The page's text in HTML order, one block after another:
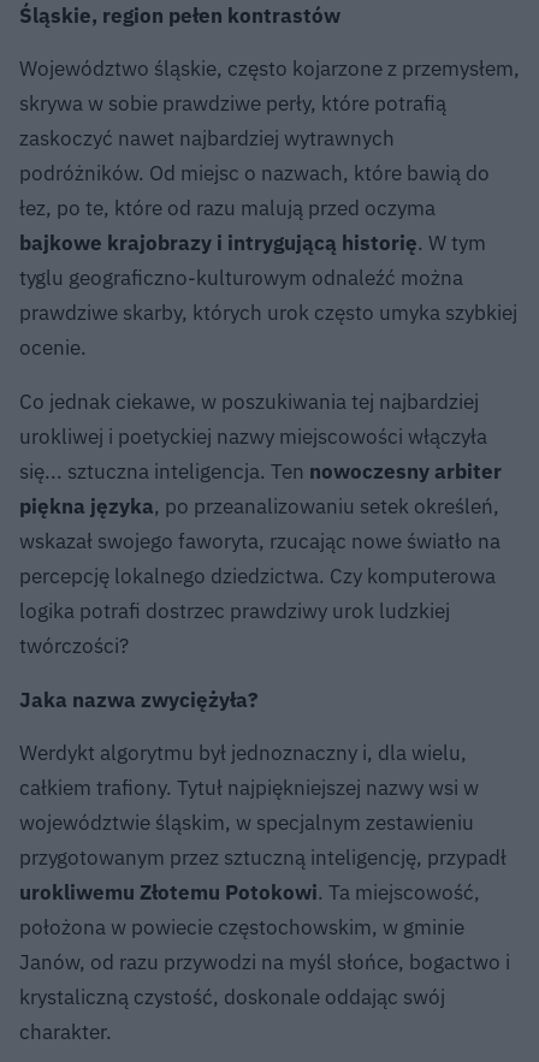
Śląskie, region pełen kontrastów
Województwo śląskie, często kojarzone z przemysłem,
skrywa w sobie prawdziwe perły, które potrafią
zaskoczyć nawet najbardziej wytrawnych
podróżników. Od miejsc o nazwach, które bawią do
łez, po te, które od razu malują przed oczyma
bajkowe krajobrazy i intrygującą historię. W tym
tyglu geograficzno-kulturowym odnaleźć można
prawdziwe skarby, których urok często umyka szybkiej
ocenie.
Co jednak ciekawe, w poszukiwania tej najbardziej
urokliwej i poetyckiej nazwy miejscowości włączyła
się... sztuczna inteligencja. Ten nowoczesny arbiter
piękna języka, po przeanalizowaniu setek określeń,
wskazał swojego faworyta, rzucając nowe światło na
percepcję lokalnego dziedzictwa. Czy komputerowa
logika potrafi dostrzec prawdziwy urok ludzkiej
twórczości?
Jaka nazwa zwyciężyła?
Werdykt algorytmu był jednoznaczny i, dla wielu,
całkiem trafiony. Tytuł najpiękniejszej nazwy wsi w
województwie śląskim, w specjalnym zestawieniu
przygotowanym przez sztuczną inteligencję, przypadł
urokliwemu Złotemu Potokowi. Ta miejscowość,
położona w powiecie częstochowskim, w gminie
Janów, od razu przywodzi na myśl słońce, bogactwo i
krystaliczną czystość, doskonale oddając swój
charakter.